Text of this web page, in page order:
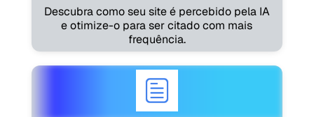
Descubra como seu site é percebido pela IA
e otimize-o para ser citado com mais
frequência.